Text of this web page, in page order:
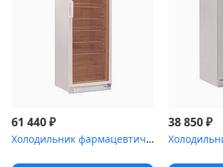
61 440₽
Холодильник фармацевтический Pozis ХФ-400-3(ТС) с тонированной ст...
38 850₽